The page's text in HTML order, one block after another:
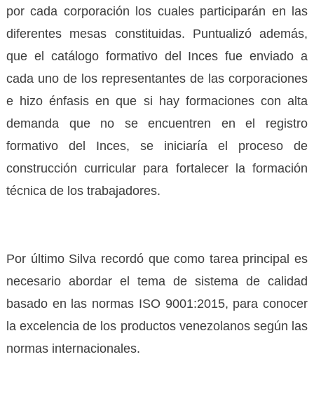
por cada corporación los cuales participarán en las
diferentes mesas constituidas. Puntualizó además,
que el catálogo formativo del Inces fue enviado a
cada uno de los representantes de las corporaciones
e hizo énfasis en que si hay formaciones con alta
demanda que no se encuentren en el registro
formativo del Inces, se iniciaría el proceso de
construcción curricular para fortalecer la formación
técnica de los trabajadores.
Por último Silva recordó que como tarea principal es
necesario abordar el tema de sistema de calidad
basado en las normas ISO 9001:2015, para conocer
la excelencia de los productos venezolanos según las
normas internacionales.